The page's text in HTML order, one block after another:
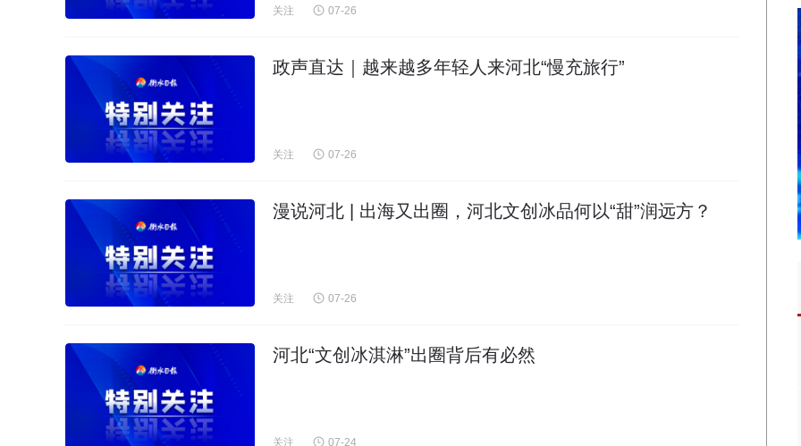
关注 07-26
政声直达｜越来越多年轻人来河北“慢充旅行”
关注 07-26
漫说河北 | 出海又出圈，河北文创冰品何以“甜”润远方？
关注 07-26
河北“文创冰淇淋”出圈背后有必然
关注 07-24